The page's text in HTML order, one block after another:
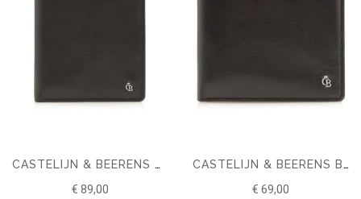
CASTELIJN & BEERENS VITA BILLFOLD 13 CARDS RFID
€ 89,00
CASTELIJN & BEERENS BILLFOLD 4 CARDS RFID
€ 69,00